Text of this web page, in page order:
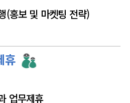
(홍보 및 마켓팅 전략)
휴
업무제휴